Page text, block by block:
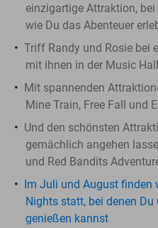
einzigartige Attraktion,
wie Du das Abenteuer
Triff Randy und Rosie bei
mit ihnen in der Music Hall
Mit spannenden
Mine Train, Free Fall und
Und den schönsten
gemächlich angehen
und Red Bandits
Im Juli und August finden
Nights statt, bei denen
genießen kannst